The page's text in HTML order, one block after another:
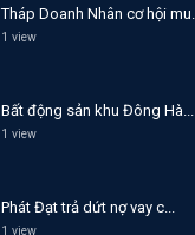
Tháp Doanh Nhân cơ hội mu...
1 view
Bất động sản khu Đông Hà...
1 view
Phát Đạt trả dứt nợ vay c...
1 view